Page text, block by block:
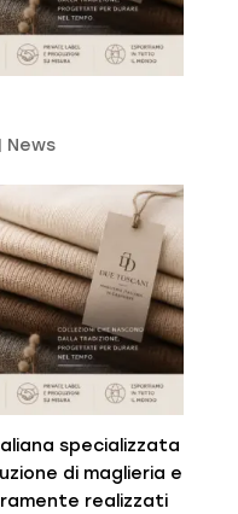
News
specializzata
di maglieria e
realizzati